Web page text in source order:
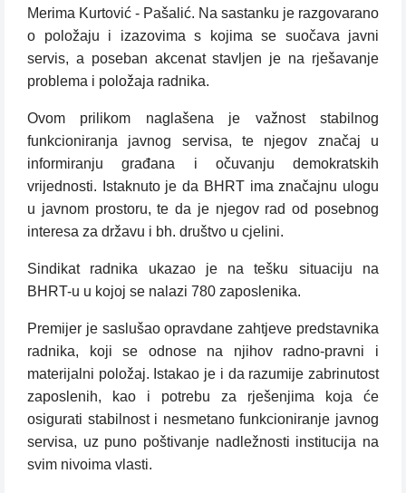
Merima Kurtović - Pašalić. Na sastanku je razgovarano
o položaju i izazovima s kojima se suočava javni
servis, a poseban akcenat stavljen je na rješavanje
problema i položaja radnika.
Ovom prilikom naglašena je važnost stabilnog
funkcioniranja javnog servisa, te njegov značaj u
informiranju građana i očuvanju demokratskih
vrijednosti. Istaknuto je da BHRT ima značajnu ulogu
u javnom prostoru, te da je njegov rad od posebnog
interesa za državu i bh. društvo u cjelini.
Sindikat radnika ukazao je na tešku situaciju na
BHRT-u u kojoj se nalazi 780 zaposlenika.
Premijer je saslušao opravdane zahtjeve predstavnika
radnika, koji se odnose na njihov radno-pravni i
materijalni položaj. Istakao je i da razumije zabrinutost
zaposlenih, kao i potrebu za rješenjima koja će
osigurati stabilnost i nesmetano funkcioniranje javnog
servisa, uz puno poštivanje nadležnosti institucija na
svim nivoima vlasti.